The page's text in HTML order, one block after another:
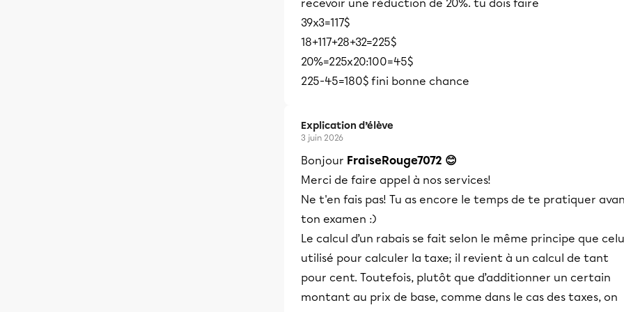
recevoir une réduction de 20%. tu dois faire
39x3=117$
18+117+28+32=225$
20%=225x20:100=45$
225-45=180$ fini bonne chance
Explication d’élève
3 juin 2026
Bonjour FraiseRouge7072 😊
Merci de faire appel à nos services!
Ne t'en fais pas! Tu as encore le temps de te pratiquer
ton examen :)
Le calcul d’un rabais se fait selon le même principe que
utilisé pour calculer la taxe; il revient à un calcul de tant
pour cent. Toutefois, plutôt que d’additionner un certain
montant au prix de base, comme dans le cas des taxes, on